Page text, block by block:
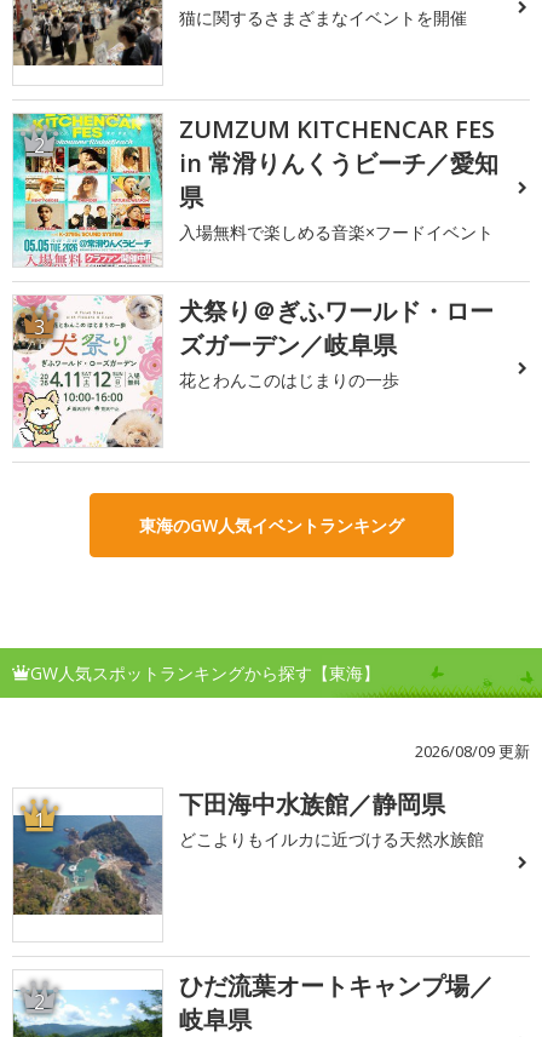
猫に関するさまざまなイベントを開催
2
ZUMZUM KITCHENCAR FES
in 常滑りんくうビーチ／愛知
県
入場無料で楽しめる音楽×フードイベント
3
犬祭り＠ぎふワールド・ロー
ズガーデン／岐阜県
花とわんこのはじまりの一歩
東海のGW人気イベントランキング
GW人気スポットランキングから探す【東海】
2026/08/09 更新
1 下田海中水族館／静岡県
どこよりもイルカに近づける天然水族館
2
ひだ流葉オートキャンプ場／
岐阜県